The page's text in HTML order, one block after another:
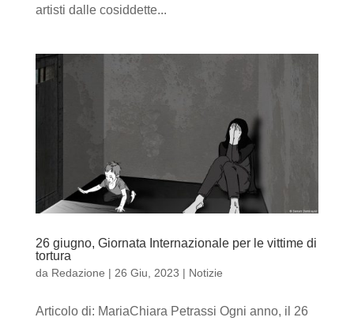
artisti dalle cosiddette...
26 giugno, Giornata Internazionale per le vittime di
tortura
da Redazione | 26 Giu, 2023 | Notizie
Articolo di: MariaChiara Petrassi Ogni anno, il 26